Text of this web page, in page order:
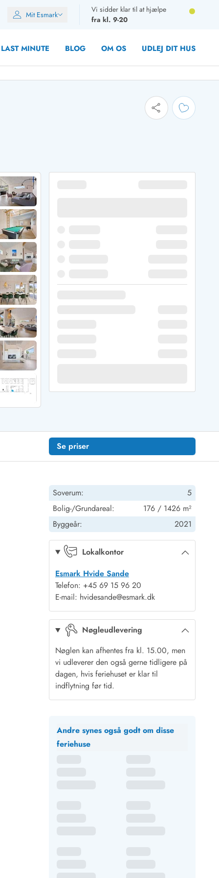
Mit Esmark
Vi sidder klar til at hjælpe
fra kl. 9-20
LAST MINUTE BLOG OM OS UDLEJ DIT HUS
Se priser
Soverum:
5
Bolig-/Grundareal:
176 / 1426 m²
Byggeår:
2021
Lokalkontor
Esmark Hvide Sande
Telefon: +45 69 15 96 20
E-mail: hvidesande@esmark.dk
Nøgleudlevering
Nøglen kan afhentes fra kl. 15.00, men
vi udleverer den også gerne tidligere på
dagen, hvis feriehuset er klar til
indflytning før tid.
Andre synes også godt om disse
feriehuse